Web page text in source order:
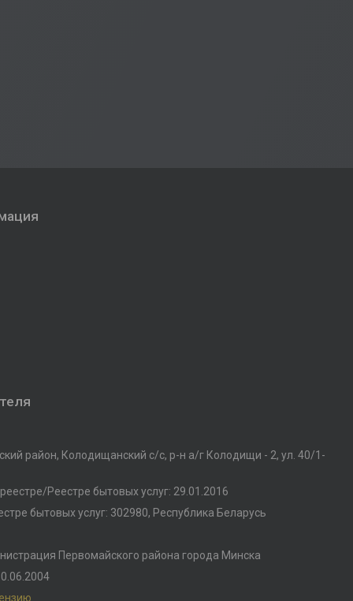
район, Колодищанский с/с, р-н а/г Колодищи - 2, ул. 40/1-
Реестре бытовых услуг: 29.01.2016
бытовых услуг: 302980, Республика Беларусь
Первомайского района города Минска